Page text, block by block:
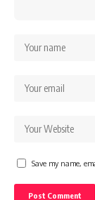
Save my name,